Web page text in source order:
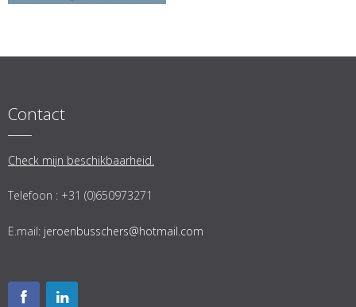
Contact
Check mijn beschikbaarheid.
Telefoon : +31 (0)650973271
E.mail: jeroenbusschers@hotmail.com